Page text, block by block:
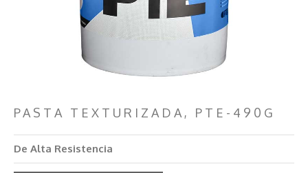
PASTA TEXTURIZADA, PTE-490G
De Alta Resistencia